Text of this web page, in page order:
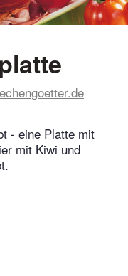
- eine Platte mit
mit Kiwi und